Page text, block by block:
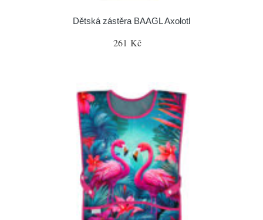
Dětská zástěra BAAGL Axolotl
261 Kč